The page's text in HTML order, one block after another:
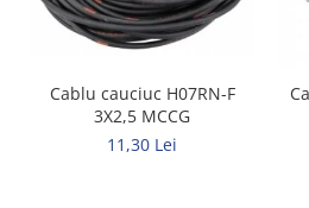
Ventilatoare
Cablu cauciuc H07RN-F
3X2,5 MCCG
11,30 Lei